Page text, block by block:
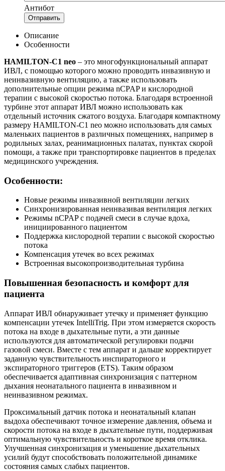
Антибот
Отправить
Описание
Особенности
HAMILTON-C1 neo – это многофункциональный аппарат
ИВЛ, с помощью которого можно проводить инвазивную и
неинвазивную вентиляцию, а также использовать
дополнительные опции режима nCPAP и кислородной
терапии с высокой скоростью потока. Благодаря встроенной
турбине этот аппарат ИВЛ можно использовать как
отдельный источник сжатого воздуха. Благодаря компактному
размеру HAMILTON-C1 neo можно использовать для самых
маленьких пациентов в различных помещениях, например в
родильных залах, реанимационных палатах, пунктах скорой
помощи, а также при транспортировке пациентов в пределах
медицинского учреждения.
Особенности:
Новые режимы инвазивной вентиляции легких
Синхронизированная неинвазивая вентиляция легких
Режимы nCPAP с подачей смеси в случае вдоха,
инициированного пациентом
Поддержка кислородной терапии с высокой скоростью
потока
Компенсация утечек во всех режимах
Встроенная высокопроизводительная турбина
Повышенная безопасность и комфорт для
пациента
Аппарат ИВЛ обнаруживает утечку и применяет функцию
компенсации утечек IntelliTrig. При этом измеряется скорость
потока на входе в дыхательные пути, а эти данные
используются для автоматической регулировки подачи
газовой смеси. Вместе с тем аппарат и дальше корректирует
заданную чувствительность инспираторного и
экспираторного триггеров (ETS). Таким образом
обеспечивается адаптивная синхронизация с паттерном
дыхания неонатального пациента в инвазивном и
неинвазивном режимах.
Проксимальный датчик потока и неонатальный клапан
выдоха обеспечивают точное измерение давления, объема и
скорости потока на входе в дыхательные пути, поддерживая
оптимальную чувствительность и короткое время отклика.
Улучшенная синхронизация и уменьшение дыхательных
усилий будут способствовать положительной динамике
состояния самых слабых пациентов.